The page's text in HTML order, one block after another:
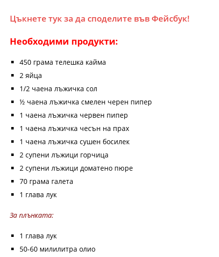
Цъкнете тук за да споделите във Фейсбук!
Необходими продукти:
450 грама телешка кайма
2 яйца
1/2 чаена лъжичка сол
½ чаена лъжичка смелен черен пипер
1 чаена лъжичка червен пипер
1 чаена лъжичка чесън на прах
1 чаена лъжичка сушен босилек
2 супени лъжици горчица
2 супени лъжици доматено пюре
70 грама галета
1 глава лук
За плънката:
1 глава лук
50-60 милилитра олио